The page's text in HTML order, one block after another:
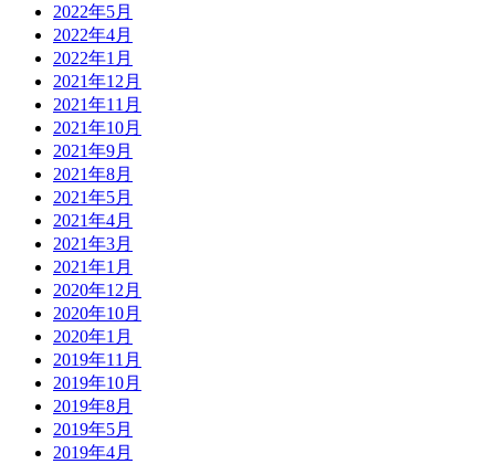
2022年5月
2022年4月
2022年1月
2021年12月
2021年11月
2021年10月
2021年9月
2021年8月
2021年5月
2021年4月
2021年3月
2021年1月
2020年12月
2020年10月
2020年1月
2019年11月
2019年10月
2019年8月
2019年5月
2019年4月